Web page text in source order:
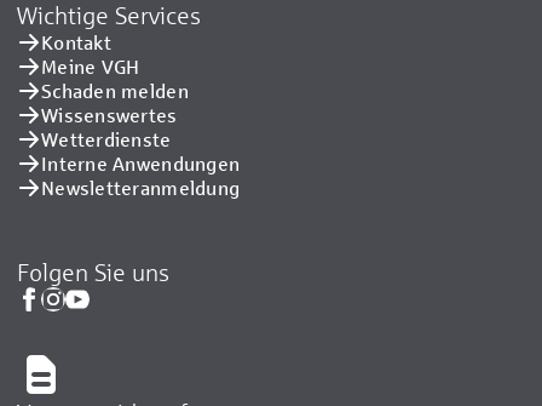
Wichtige Services
Kontakt
Meine VGH
Schaden melden
Wissenswertes
Wetterdienste
Interne Anwendungen
Newsletteranmeldung
Folgen Sie uns